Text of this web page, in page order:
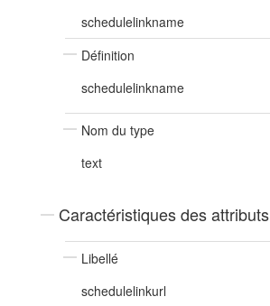
schedulelinkname
Définition
schedulelinkname
Nom du type
text
Caractéristiques des attributs
Libellé
schedulelinkurl